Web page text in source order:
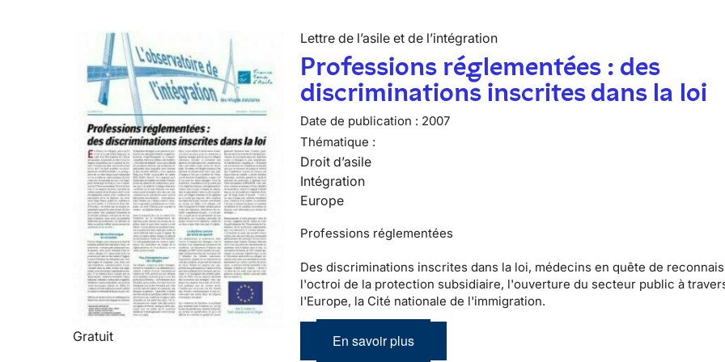
Gratuit
Lettre de l’asile et de l’intégration
Professions réglementées : des
discriminations inscrites dans la loi
Date de publication : 2007
Thématique :
Droit d’asile
Intégration
Europe
Professions réglementées
Des discriminations inscrites dans la loi, médecins en quête de
l'octroi de la protection subsidiaire, l'ouverture du secteur public à
l'Europe, la Cité nationale de l'immigration.
En savoir plus